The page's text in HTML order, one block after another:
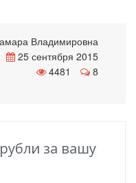
Владимировна
25 сентября 2015
4481
8
за вашу